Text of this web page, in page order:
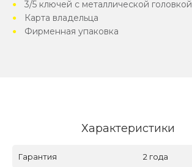
3/5 ключей с металлической головкой
Карта владельца
Фирменная упаковка
Характеристики
Гарантия 2 года